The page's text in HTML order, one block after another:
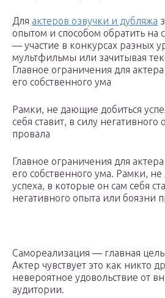
Для актеров озвучки и дубляжа
опытом и способом обратить на
— участие в конкурсах разных
мультфильмы или зачитывая
Главное ограничения для
его собственного ума
Рамки, не дающие добиться
себя ставит, в силу
провала
Главное ограничения для
его собственного ума. Рамки,
успеха, в которые он сам себя
негативного опыта или боязни
Самореализация — главная
Актер чувствует это как никто
невероятное удовольствие от
аудитории.